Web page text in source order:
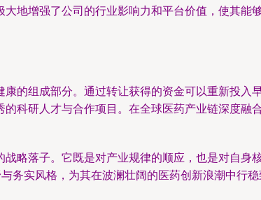
地增强了公司的行业影响力和平台价值，使其能
的组成部分。通过转让获得的资金可以重新投入
科研人才与合作项目。在全球医药产业链深度融
略落子。它既是对产业规律的顺应，也是对自身
务实风格，为其在波澜壮阔的医药创新浪潮中行稳